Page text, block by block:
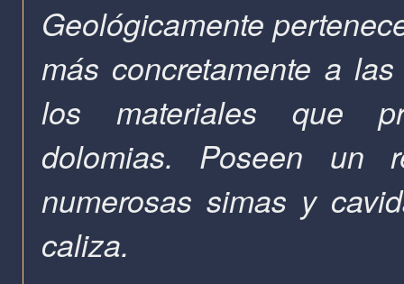
Geológicamente
más concretamente a
los materiales que
dolomias. Poseen un
numerosas simas y
caliza.